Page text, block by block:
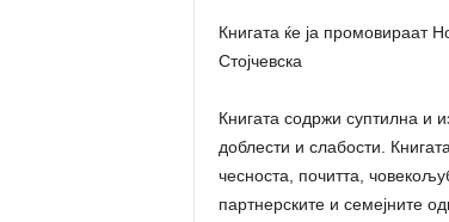
Книгата ќе ја промовираат
Стојчевска
Книгата содржи суптилна и
доблести и слабости.
чесноста, почитта,
партнерските и семејните